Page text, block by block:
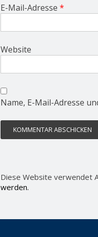
E-Mail-Adresse *
Website
Name, E-Mail-Adresse
Diese Website verwendet
werden.